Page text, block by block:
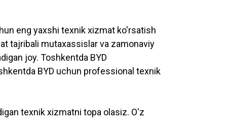
eng yaxshi texnik xizmat ko'rsatish
tajribali mutaxassislar va zamonaviy
joy. Toshkentda BYD
BYD uchun professional texnik
texnik xizmatni topa olasiz. O'z